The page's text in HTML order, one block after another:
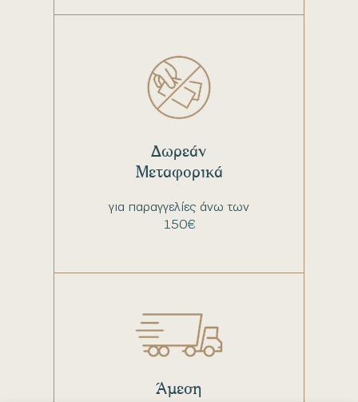
για παραγγελίες άνω των
150€
Δωρεάν
Μεταφορικά
Άμεση